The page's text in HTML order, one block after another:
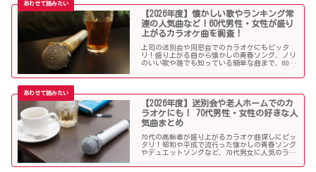
はず！
【2026年度】懐かしい歌やランキング常
連の人気曲など！60代男性・女性が盛り
上がるカラオケ曲を調査！
上司の送別会や同窓会でのカラオケにもピッタ
リ！盛り上がる曲から懐かしの青春ソング、ノリ
のいい歌や誰でも知っている簡単な曲まで、60代
でご紹介します！
【2026年度】送別会や老人ホームでのカ
ラオケにも！ 70代男性・女性の好きな人
気曲まとめ
70代の高齢者が盛り上がるカラオケ曲探しにピッ
タリ！昭和や平成で流行った懐かしの青春ソング
やデュエットソングなど、70代男女に人気のラン
ウケる曲、老人に喜ばれる曲が詰まったラインナ